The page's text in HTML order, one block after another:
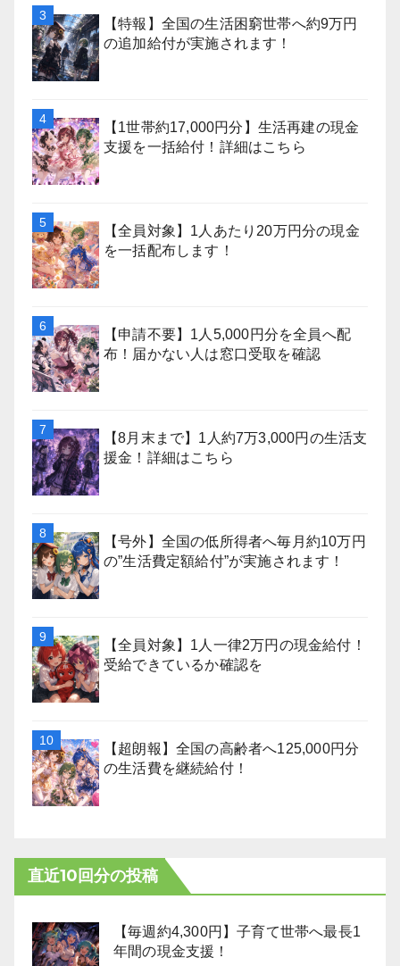
【特報】全国の生活困窮世帯へ約9万円
の追加給付が実施されます！
【1世帯約17,000円分】生活再建の現金
支援を一括給付！詳細はこちら
【全員対象】1人あたり20万円分の現金
を一括配布します！
【申請不要】1人5,000円分を全員へ配
布！届かない人は窓口受取を確認
【8月末まで】1人約7万3,000円の生活支
援金！詳細はこちら
【号外】全国の低所得者へ毎月約10万円
の”生活費定額給付”が実施されます！
【全員対象】1人一律2万円の現金給付！
受給できているか確認を
【超朗報】全国の高齢者へ125,000円分
の生活費を継続給付！
直近10回分の投稿
【毎週約4,300円】子育て世帯へ最長1
年間の現金支援！